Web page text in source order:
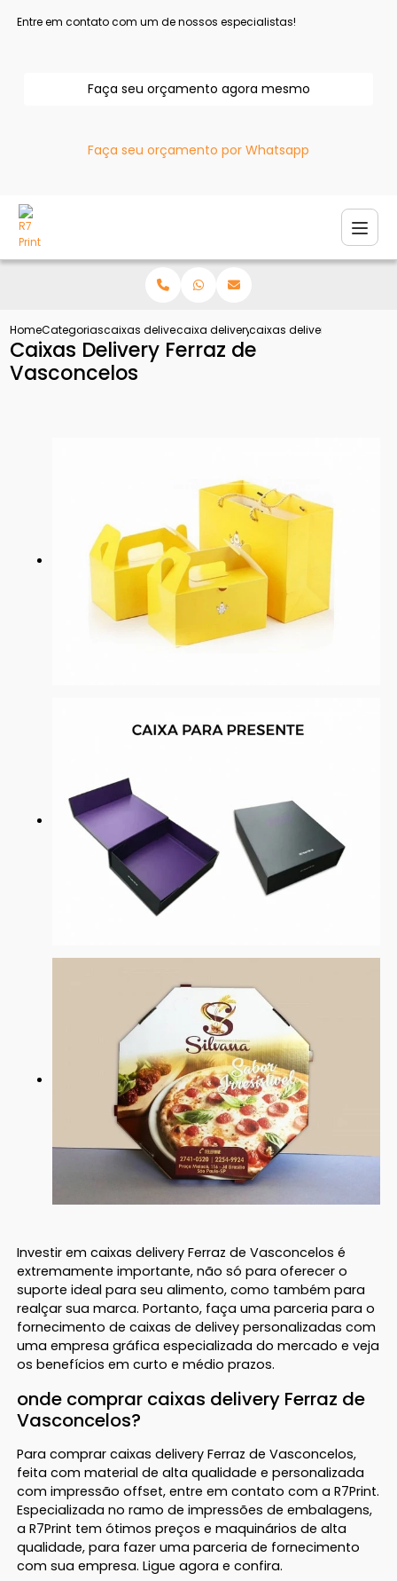
Entre em contato com um de nossos especialistas!
Faça seu orçamento agora mesmo
Faça seu orçamento por Whatsapp
HomeCategoriascaixas deliverycaixa delivery para batata
caixas delivery ferraz de
Caixas Delivery Ferraz de
Vasconcelos
Investir em caixas delivery Ferraz de Vasconcelos é
extremamente importante, não só para oferecer o
suporte ideal para seu alimento, como também para
realçar sua marca. Portanto, faça uma parceria para o
fornecimento de caixas de delivey personalizadas com
uma empresa gráfica especializada do mercado e veja
os benefícios em curto e médio prazos.
onde comprar caixas delivery Ferraz de
Vasconcelos?
Para comprar caixas delivery Ferraz de Vasconcelos,
feita com material de alta qualidade e personalizada
com impressão offset, entre em contato com a R7Print.
Especializada no ramo de impressões de embalagens,
a R7Print tem ótimos preços e maquinários de alta
qualidade, para fazer uma parceria de fornecimento
com sua empresa. Ligue agora e confira.